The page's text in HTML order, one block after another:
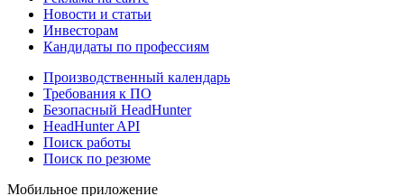
Новости и статьи
Инвесторам
Кандидаты по профессиям
Производственный календарь
Требования к ПО
Безопасный HeadHunter
HeadHunter API
Поиск работы
Поиск по резюме
Мобильное приложение